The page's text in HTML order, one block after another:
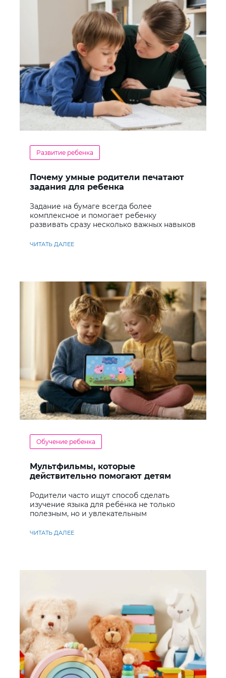
Развитие ребенка
Почему умные родители печатают
задания для ребенка
Задание на бумаге всегда более
комплексное и помогает ребенку
развивать сразу несколько важных навыков
ЧИТАТЬ ДАЛЕЕ
Обучение ребенка
Мультфильмы, которые
действительно помогают детям
Родители часто ищут способ сделать
изучение языка для ребёнка не только
полезным, но и увлекательным
ЧИТАТЬ ДАЛЕЕ